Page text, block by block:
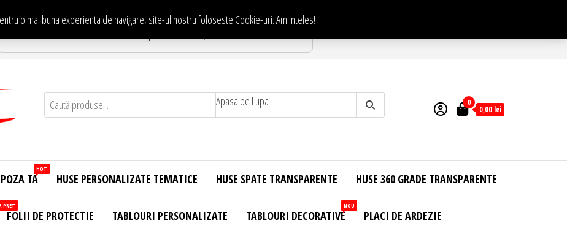
o mai buna experienta de navigare, site-ul nostru foloseste Cookie-uri.Am inteles!
Te asteptam in Showroom eHuse.ro
Apasa pe Lupa 0
0,00 lei
TA
HOT
HUSE PERSONALIZATE TEMATICE HUSE SPATE TRANSPARENTE HUSE 360 GRADE TRANSPARENTE
PRET
FOLII DE PROTECTIE TABLOURI PERSONALIZATE TABLOURI DECORATIVE
NOU
PLACI DE ARDEZIE